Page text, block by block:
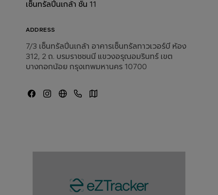
เซ็นทรัลปิ่นเกล้า ชั้น 11
ADDRESS
7/3 เซ็นทรัลปิ่นเกล้า อาคารเซ็นทรัลทาวเวอร์บี ห้อง
312, 2 ถ. บรมราชชนนี แขวงอรุณอมรินทร์ เขต
บางกอกน้อย กรุงเทพมหานคร 10700